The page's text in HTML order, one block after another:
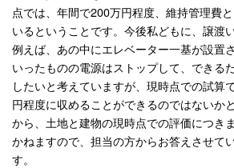
点では、年間で200万円程度、維持管理費
いるということです。今後私どもに、譲渡
例えば、あの中にエレベーター一基が設置
いったものの電源はストップして、できる
したいと考えていますが、現時点での試算
円程度に収めることができるのではないか
から、土地と建物の現時点での評価につき
かねますので、担当の方からお答えさせて
す。